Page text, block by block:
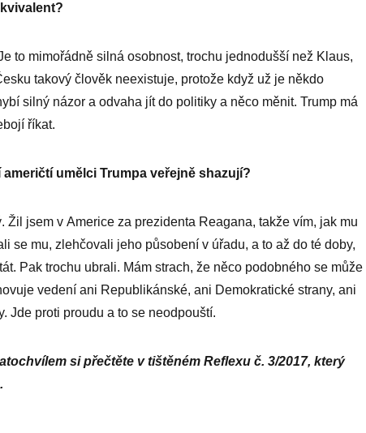
to mimořádně silná osobnost, trochu jednodušší než Klaus,
takový člověk neexistuje, protože když už je někdo
silný názor a odvaha jít do politiky a něco měnit. Trump má
říkat.
umělci Trumpa veřejně shazují?
Žil jsem v Americe za prezidenta Reagana, takže vím, jak mu
se mu, zlehčovali jeho působení v úřadu, a to až do té doby,
Pak trochu ubrali. Mám strach, že něco podobného se může
vedení ani Republikánské, ani Demokratické strany, ani
Jde proti proudu a to se neodpouští.
si přečtěte v tištěném Reflexu č. 3/2017, který